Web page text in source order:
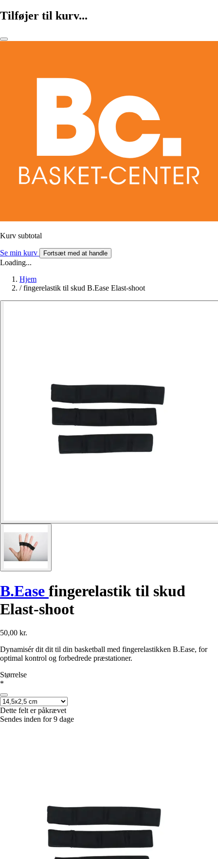
Tilføjer til kurv...
Kurv subtotal
Se min kurv Fortsæt med at handle
Loading...
Hjem
/ fingerelastik til skud B.Ease Elast-shoot
B.Ease fingerelastik til skud
Elast-shoot
50,00 kr.
Dynamisér dit dit til din basketball med fingerelastikken B.Ease, for
optimal kontrol og forbedrede præstationer.
Størrelse
*
Dette felt er påkrævet
Sendes inden for 9 dage